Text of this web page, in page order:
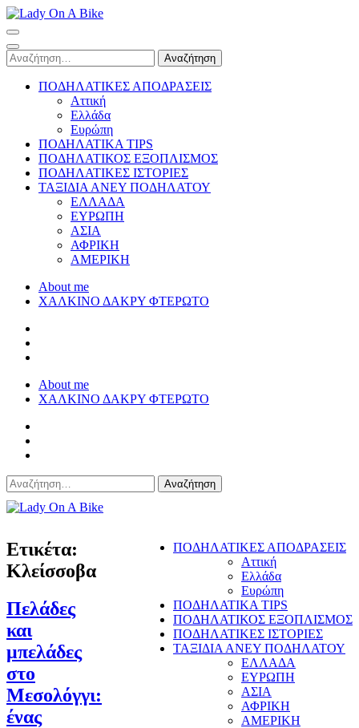
Skip
to
content
(Press
Enter)
Αναζήτηση
για:
ΠΟΔΗΛΑΤΙΚΕΣ ΑΠΟΔΡΑΣΕΙΣ
Αττική
Ελλάδα
Ευρώπη
ΠΟΔΗΛΑΤΙΚΑ TIPS
ΠΟΔΗΛΑΤΙΚΟΣ ΕΞΟΠΛΙΣΜΟΣ
ΠΟΔΗΛΑΤΙΚΕΣ ΙΣΤΟΡΙΕΣ
ΤΑΞΙΔΙΑ ΑΝΕΥ ΠΟΔΗΛΑΤΟΥ
ΕΛΛΑΔΑ
ΕΥΡΩΠΗ
ΑΣΙΑ
ΑΦΡΙΚΗ
ΑΜΕΡΙΚΗ
About me
ΧΑΛΚΙΝΟ ΔΑΚΡΥ ΦΤΕΡΩΤΟ
About me
ΧΑΛΚΙΝΟ ΔΑΚΡΥ ΦΤΕΡΩΤΟ
Αναζήτηση
για:
ΠΟΔΗΛΑΤΙΚΕΣ ΑΠΟΔΡΑΣΕΙΣ
Αττική
Ελλάδα
Ευρώπη
ΠΟΔΗΛΑΤΙΚΑ TIPS
ΠΟΔΗΛΑΤΙΚΟΣ ΕΞΟΠΛΙΣΜΟΣ
ΠΟΔΗΛΑΤΙΚΕΣ ΙΣΤΟΡΙΕΣ
ΤΑΞΙΔΙΑ ΑΝΕΥ ΠΟΔΗΛΑΤΟΥ
ΕΛΛΑΔΑ
ΕΥΡΩΠΗ
ΑΣΙΑ
ΑΦΡΙΚΗ
ΑΜΕΡΙΚΗ
Ετικέτα:
Κλείσσοβα
Πελάδες
και
μπελάδες
στο
Μεσολόγγι:
ένας